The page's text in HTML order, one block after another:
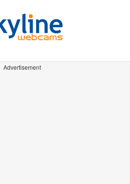
Advertisement